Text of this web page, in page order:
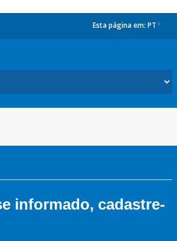
Esta página em: PT
informado, cadastre-